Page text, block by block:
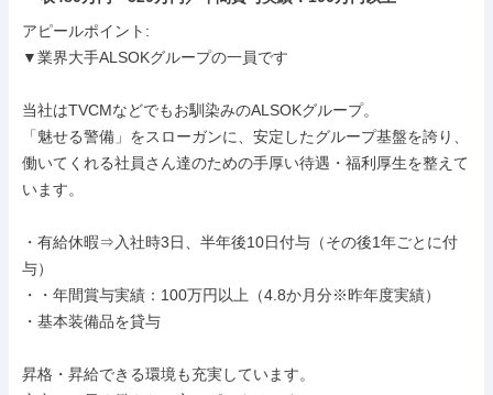
アピールポイント:
▼業界大手ALSOKグループの一員です
当社はTVCMなどでもお馴染みのALSOKグループ。
「魅せる警備」をスローガンに、安定したグループ基盤を誇り、
働いてくれる社員さん達のための手厚い待遇・福利厚生を整えて
います。
・有給休暇⇒入社時3日、半年後10日付与（その後1年ごとに付
与）
・・年間賞与実績：100万円以上（4.8か月分※昨年度実績）
・基本装備品を貸与
昇格・昇給できる環境も充実しています。